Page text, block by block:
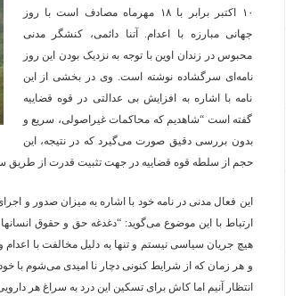
۱۰ اکتبر برابر با ۱۸ مهرماه مصادف است با روز
جهانی مبارزه با اعدام. آتنا دائمی، کنشگر مدنی
محبوس در زندان اوین با توجه به نزدیک بودن این روز
نامه‌ای سرگشاده نوشته است. وی در بخشی از این
نامه با اشاره به افزایش بی عدالتی در قوه قضاییه
گفته است “شاهدیم که محاکمات غیراصولی، سریع و
بدون بررسی دقیق صورت می‌گیرد که در نتیجه، این
حجم از سلطه قوه قضاییه در جهت تثبیت قدرت از طریق
این فعال مدنی در نامه خود با اشاره به میزان صدور و
ارتباط با این موضوع می‌گوید: “دغدغه حق و حقوق
هیچ جریان سیاسی نیستم و تنها به دلیل مخالفت با
و هر زمان که از شرایط کنونی دچار نا امیدی می‌شوم با
انتظار آنیم اما کاش برای تسکین این درد به سراغ هر